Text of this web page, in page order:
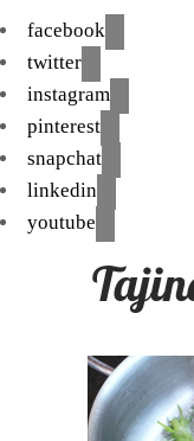
facebook
twitter
instagram
pinterest
snapchat
linkedin
youtube